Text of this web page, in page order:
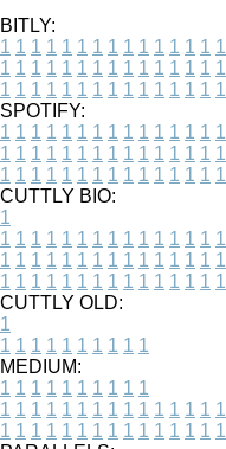
BITLY:
1 1 1 1 1 1 1 1 1 1 1 1 1 1 1
1 1 1 1 1 1 1 1 1 1 1 1 1 1 1
1 1 1 1 1 1 1 1 1 1 1 1 1 1 1
SPOTIFY:
1 1 1 1 1 1 1 1 1 1 1 1 1 1 1
1 1 1 1 1 1 1 1 1 1 1 1 1 1 1
1 1 1 1 1 1 1 1 1 1 1 1 1 1 1
CUTTLY BIO:
1
1 1 1 1 1 1 1 1 1 1 1 1 1 1 1
1 1 1 1 1 1 1 1 1 1 1 1 1 1 1
1 1 1 1 1 1 1 1 1 1 1 1 1 1 1
CUTTLY OLD:
1
1 1 1 1 1 1 1 1 1 1
MEDIUM:
1 1 1 1 1 1 1 1 1 1
1 1 1 1 1 1 1 1 1 1 1 1 1 1 1
1 1 1 1 1 1 1 1 1 1 1 1 1 1 1